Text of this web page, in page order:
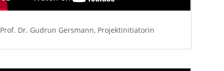
Prof. Dr. Gudrun Gersmann, Projektinitiatorin